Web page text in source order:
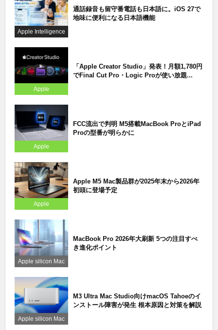
Apple Intelligence
通話録音も留守番電話も日本語に。iOS 27で
地味に便利になる日本語機能
Apple
「Apple Creator Studio」発表！月額1,780円
でFinal Cut Pro・Logic Proが使い放題...
Apple
FCC流出で判明 M5搭載MacBook ProとiPad
Proの型番が明らかに
Apple
Apple M5 Mac製品群が2025年末から2026年
初頭に登場予定
Apple silicon Mac
MacBook Pro 2026年大刷新 5つの注目すべ
き進化ポイント
Apple silicon Mac
M3 Ultra Mac Studio向けmacOS Tahoeのイ
ンストール障害が発生 根本原因と対策を解説